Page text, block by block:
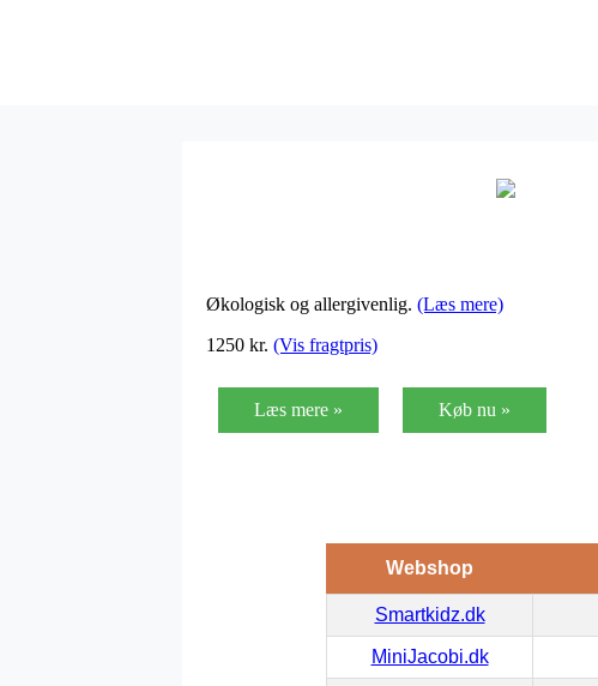
Økologisk og allergivenlig. (Læs mere)
1250 kr. (Vis fragtpris)
Læs mere » Køb nu »
Webshop
Smartkidz.dk
MiniJacobi.dk